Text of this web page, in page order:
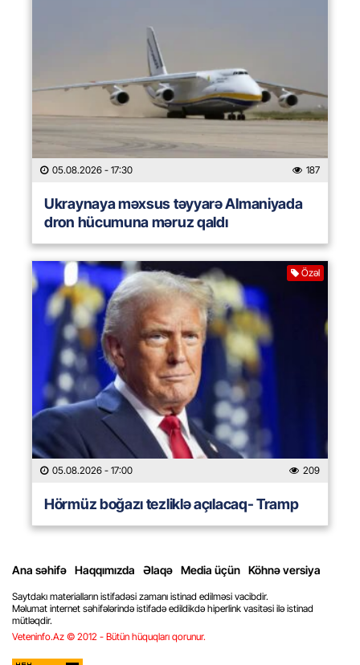
05.08.2026 - 17:30 187
Ukraynaya məxsus təyyarə Almaniyada
dron hücumuna məruz qaldı
Özəl
05.08.2026 - 17:00 209
Hörmüz boğazı tezliklə açılacaq- Tramp
Ana səhifə Haqqımızda Əlaqə Media üçün Köhnə versiya
Saytdakı materialların istifadəsi zamanı istinad edilməsi vacibdir.
Məlumat internet səhifələrində istifadə edildikdə hiperlink vasitəsi ilə istinad
mütləqdir.
Veteninfo.Az © 2012 - Bütün hüquqları qorunur.